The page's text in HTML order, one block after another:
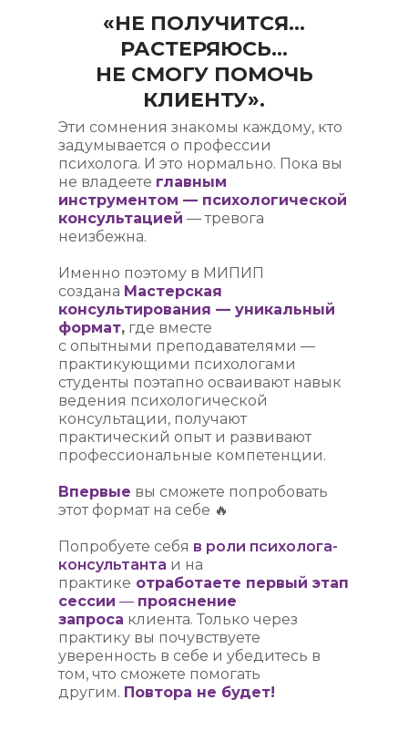
«НЕ ПОЛУЧИТСЯ…
РАСТЕРЯЮСЬ…
НЕ СМОГУ ПОМОЧЬ
КЛИЕНТУ».
Эти сомнения знакомы каждому, кто
задумывается о профессии
психолога. И это нормально. Пока вы
не владеете главным
инструментом — психологической
консультацией — тревога
неизбежна.
Именно поэтому в МИПИП
создана Мастерская
консультирования — уникальный
формат, где вместе
с опытными преподавателями —
практикующими психологами
студенты поэтапно осваивают навык
ведения психологической
консультации, получают
практический опыт и развивают
профессиональные компетенции.
Впервые вы сможете попробовать
этот формат на себе 🔥
Попробуете себя в роли психолога-
консультанта и на
практике отработаете первый этап
сессии — прояснение
запроса клиента. Только через
практику вы почувствуете
уверенность в себе и убедитесь в
том, что сможете помогать
другим. Повтора не будет!